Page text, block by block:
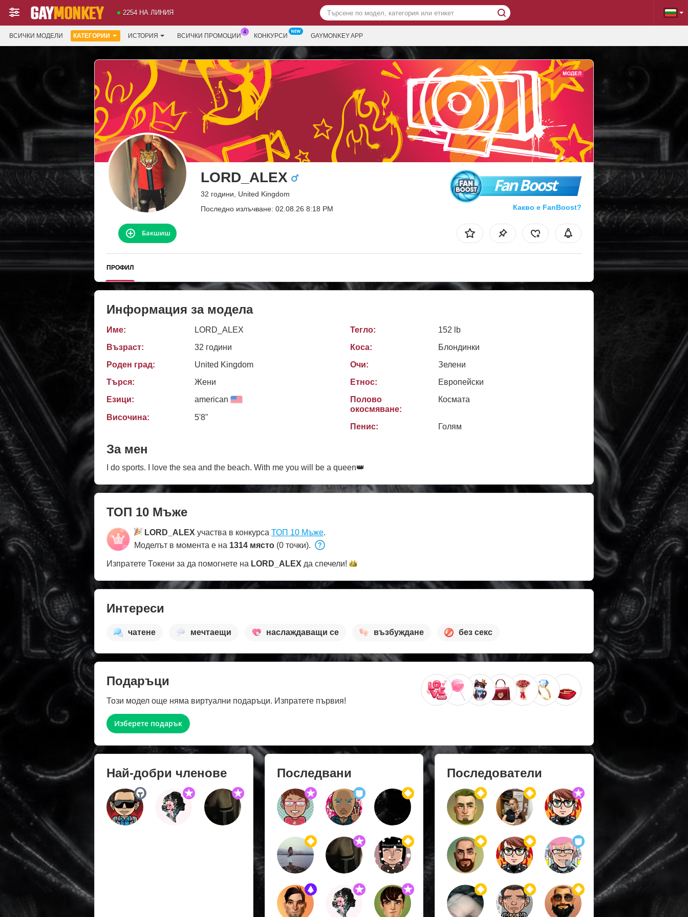
2254 НА ЛИНИЯ
ВСИЧКИ МОДЕЛИ КАТЕГОРИИ ИСТОРИЯ ВСИЧКИ ПРОМОЦИИ КОНКУРСИ GAYMONKEY APP
LORD_ALEX
32 години, United Kingdom
Последно излъчване: 02.08.26 8:18 PM
Fan Boost
Какво е FanBoost?
Бакшиш
ПРОФИЛ
Информация за модела
Име:
LORD_ALEX
Възраст:
32 години
Роден град:
United Kingdom
Търся:
Жени
Езици:
american
Височина: 5'8"
Тегло:
152 lb
Коса:
Блондинки
Очи:
Зелени
Етнос:
Европейски
Полово
окосмяване:
Космата
Пенис: Голям
За мен
I do sports. I love the sea and the beach. With me you will be a queen👑
ТОП 10 Мъже
LORD_ALEX участва в конкурса ТОП 10 Мъже.
Моделът в момента е на 1314 място (0 точки).
Изпратете Токени за да помогнете на LORD_ALEX да спечели!
Интереси
чатене мечтаещи наслаждаващи се възбуждане без секс
Подаръци
Този модел още няма виртуални подаръци. Изпратете първия!
Изберете подарък
Най-добри членове Последвани Последователи